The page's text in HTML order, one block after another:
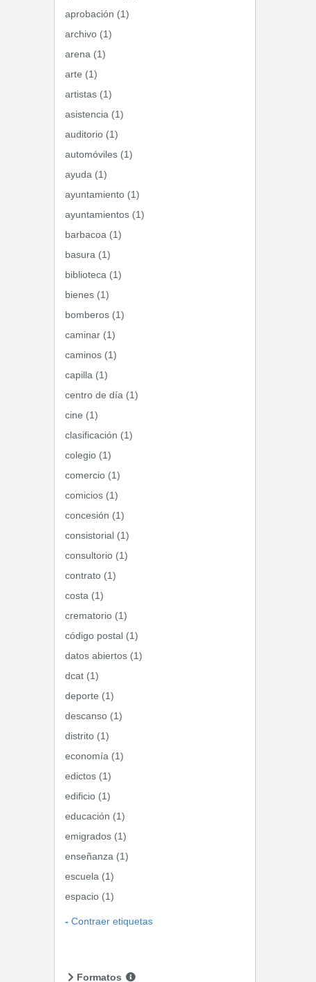
aprobación (1)
archivo (1)
arena (1)
arte (1)
artistas (1)
asistencia (1)
auditorio (1)
automóviles (1)
ayuda (1)
ayuntamiento (1)
ayuntamientos (1)
barbacoa (1)
basura (1)
biblioteca (1)
bienes (1)
bomberos (1)
caminar (1)
caminos (1)
capilla (1)
centro de día (1)
cine (1)
clasificación (1)
colegio (1)
comercio (1)
comicios (1)
concesión (1)
consistorial (1)
consultorio (1)
contrato (1)
costa (1)
crematorio (1)
código postal (1)
datos abiertos (1)
dcat (1)
deporte (1)
descanso (1)
distrito (1)
economía (1)
edictos (1)
edificio (1)
educación (1)
emigrados (1)
enseñanza (1)
escuela (1)
espacio (1)
Contraer etiquetas
Formatos